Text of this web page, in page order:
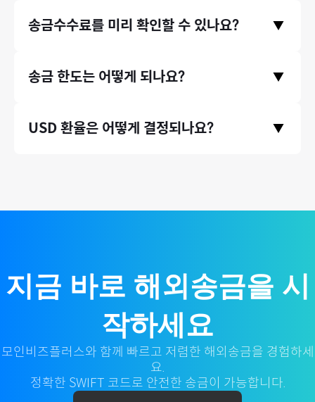
아니라, 지그재그, 에이블리와 같은 기업들에서도 모인 서비스를
직 송금기관 수수료만 받고있습니다. 따라서 송금 시 발생하는 수
송금수수료를 미리 확인할 수 있나요? ▼
송금 국가와 원하시는 송금액을 입력하고 하단에 수수료 비교 영
있습니다.
송금 한도는 어떻게 되나요? ▼
액 없이 무제한으로 송금할 수 있습니다. (단, 태국 등 일부 국가의
USD 환율은 어떻게 결정되나요? ▼
지금 바로 해외송금을 시
작하세요
모인비즈플러스와 함께 빠르고 저렴한 해외송금을 경험하세
요.
정확한 SWIFT 코드로 안전한 송금이 가능합니다.